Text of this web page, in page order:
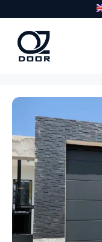
to
content